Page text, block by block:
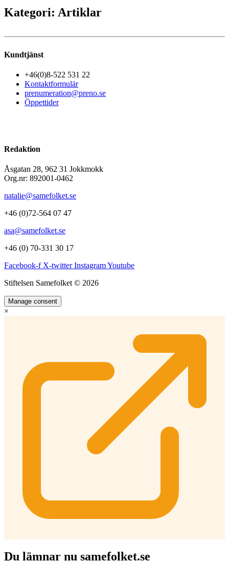
Kategori: Artiklar
Kundtjänst
+46(0)8-522 531 22
Kontaktformulär
prenumeration@preno.se
Öppettider
Redaktion
Åsgatan 28, 962 31 Jokkmokk
Org.nr: 892001-0462
natalie@samefolket.se
+46 (0)72-564 07 47
asa@samefolket.se
+46 (0) 70-331 30 17
Facebook-f X-twitter InstagramYoutube
Stiftelsen Samefolket © 2026
Manage consent
×
Du lämnar nu samefolket.se